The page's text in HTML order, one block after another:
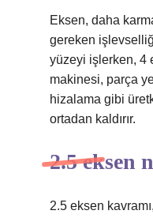
Eksen, daha
gereken
yüzeyi işlerken, 4
makinesi, parça
hizalama gibi
ortadan kaldırır.
2.5 eksen
2.5 eksen